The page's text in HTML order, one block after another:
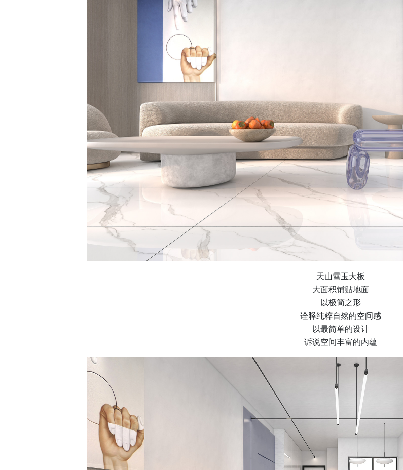
天山雪玉大板
大面积铺贴地面
以极简之形
诠释纯粹自然的空间感
以最简单的设计
诉说空间丰富的内蕴